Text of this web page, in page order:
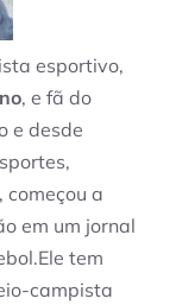
esportivo,
, e fã do
e desde
a
em um jornal
tem
campista